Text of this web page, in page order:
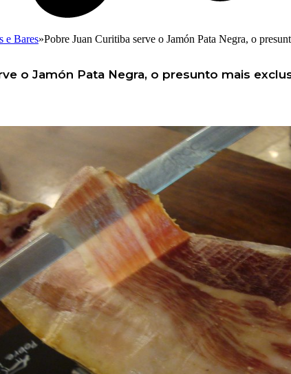
e Bares»Pobre Juan Curitiba serve o Jamón Pata Negra, o
o Jamón Pata Negra, o presunto mais